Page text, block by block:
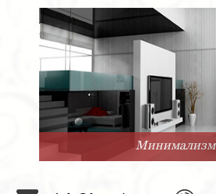
Минимализм